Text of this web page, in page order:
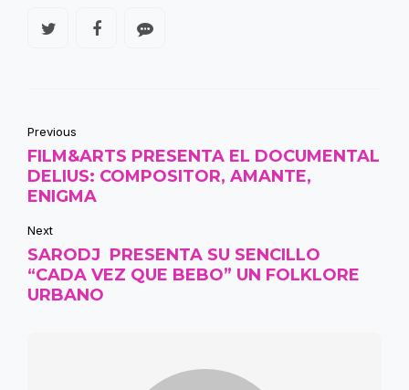
Previous
FILM&ARTS PRESENTA EL DOCUMENTAL
DELIUS: COMPOSITOR, AMANTE,
ENIGMA
Next
SARODJ PRESENTA SU SENCILLO
“CADA VEZ QUE BEBO” UN FOLKLORE
URBANO